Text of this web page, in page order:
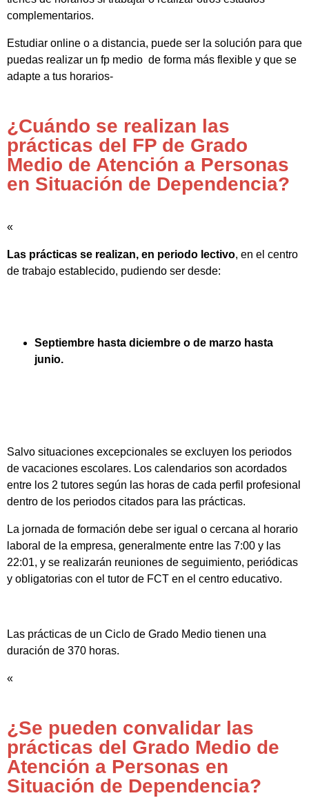
complementarios.
Estudiar online o a distancia, puede ser la solución para que
puedas realizar un fp medio de forma más flexible y que se
adapte a tus horarios-
¿Cuándo se realizan las
prácticas del FP de Grado
Medio de Atención a Personas
en Situación de Dependencia?
«
Las prácticas se realizan, en periodo lectivo, en el centro
de trabajo establecido, pudiendo ser desde:
Septiembre hasta diciembre o de marzo hasta
junio.
Salvo situaciones excepcionales se excluyen los periodos
de vacaciones escolares. Los calendarios son acordados
entre los 2 tutores según las horas de cada perfil profesional
dentro de los periodos citados para las prácticas.
La jornada de formación debe ser igual o cercana al horario
laboral de la empresa, generalmente entre las 7:00 y las
22:01, y se realizarán reuniones de seguimiento, periódicas
y obligatorias con el tutor de FCT en el centro educativo.
Las prácticas de un Ciclo de Grado Medio tienen una
duración de 370 horas.
«
¿Se pueden convalidar las
prácticas del Grado Medio de
Atención a Personas en
Situación de Dependencia?